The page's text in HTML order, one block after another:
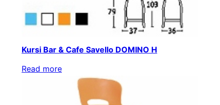
Kursi Bar & Cafe Savello DOMINO H
Read more